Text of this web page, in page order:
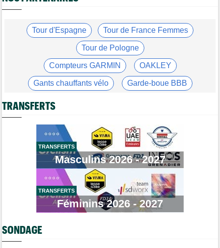
09/08
Tour de France Femmes
Demi Vollering... la 9e étape et le Tour de France Femmes
Tour de France Femmes
Vollering : "Niewiadoma ? Si elle parle de fair-play..."
09/08
Tour d'Espagne
Primoz Roglic pourrait manquer La Vuelta... pas remis de sa
chute
Lars Boom : "Célia Géry dit qu'elle n'a rien fait de mal"
Tour de France Femmes
Lorena Wiebes va ramener le maillot vert à Nice !
09/08
Tour de Pologne
Stefan Küng la 7e étape, Brenner le général... jackpot pour
Route
Romain Bardet hospitalisé après une chute dans la descente du
Mont Ventoux
Tour de Pologne
Tour d'Espagne Tour de France Femmes
Tour de Pologne
Compteurs GARMIN OAKLEY
Gants chauffants vélo Garde-boue BBB
Casque ABUS
TRANSFERTS
TRANSFERTS
Masculins 2026 - 2027
TRANSFERTS
Féminins 2026 - 2027
SONDAGE